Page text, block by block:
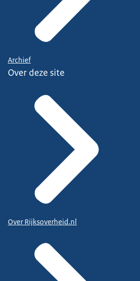
Archief
Over deze site
Over Rijksoverheid.nl